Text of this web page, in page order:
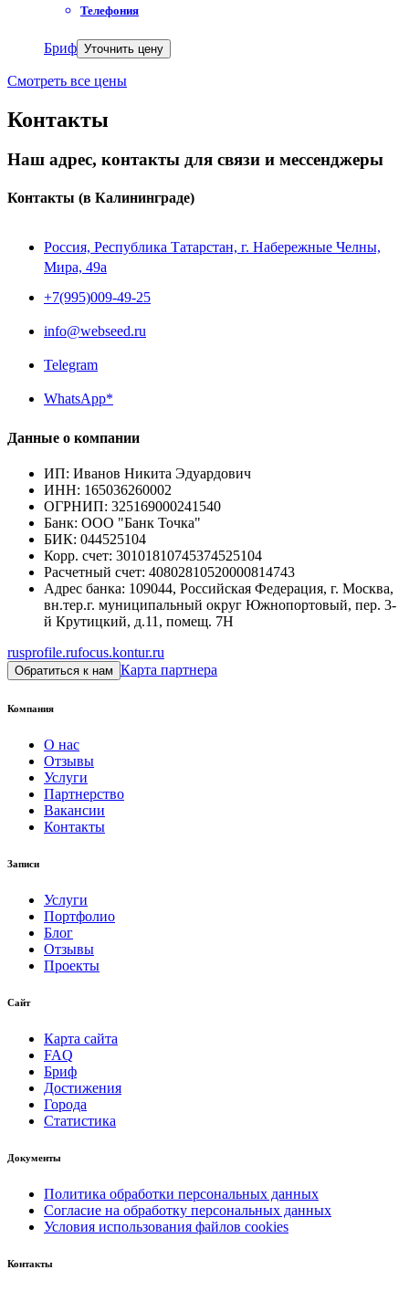
Телефония
Бриф Уточнить цену
Смотреть все цены
Контакты
Наш адрес, контакты для связи и мессенджеры
Контакты (в Калининграде)
Россия, Республика Татарстан, г. Набережные Челны,
Мира, 49a
+7(995)009-49-25
info@webseed.ru
Telegram
WhatsApp*
Данные о компании
ИП: Иванов Никита Эдуардович
ИНН: 165036260002
ОГРНИП: 325169000241540
Банк: ООО "Банк Точка"
БИК: 044525104
Корр. счет: 30101810745374525104
Расчетный счет: 40802810520000814743
Адрес банка: 109044, Российская Федерация, г. Москва,
вн.тер.г. муниципальный округ Южнопортовый, пер. 3-
й Крутицкий, д.11, помещ. 7Н
rusprofile.rufocus.kontur.ru
Обратиться к нам Карта партнера
Компания
О нас
Отзывы
Услуги
Партнерство
Вакансии
Контакты
Записи
Услуги
Портфолио
Блог
Отзывы
Проекты
Сайт
Карта сайта
FAQ
Бриф
Достижения
Города
Статистика
Документы
Политика обработки персональных данных
Согласие на обработку персональных данных
Условия использования файлов cookies
Контакты